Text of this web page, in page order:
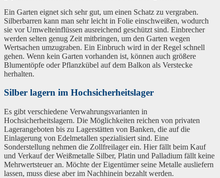
Ein Garten eignet sich sehr gut, um einen Schatz zu vergraben.
Silberbarren kann man sehr leicht in Folie einschweißen, wodurch
sie vor Umwelteinflüssen ausreichend geschützt sind. Einbrecher
werden selten genug Zeit mitbringen, um den Garten wegen
Wertsachen umzugraben. Ein Einbruch wird in der Regel schnell
gehen. Wenn kein Garten vorhanden ist, können auch größere
Blumentöpfe oder Pflanzkübel auf dem Balkon als Verstecke
herhalten.
Silber lagern im Hochsicherheitslager
Es gibt verschiedene Verwahrungsvarianten in
Hochsicherheitslagern. Die Möglichkeiten reichen von privaten
Lagerangeboten bis zu Lagerstätten von Banken, die auf die
Einlagerung von Edelmetallen spezialisiert sind. Eine
Sonderstellung nehmen die Zollfreilager ein. Hier fällt beim Kauf
und Verkauf der Weißmetalle Silber, Platin und Palladium fällt keine
Mehrwertsteuer an. Möchte der Eigentümer seine Metalle ausliefern
lassen, muss diese aber im Nachhinein bezahlt werden.